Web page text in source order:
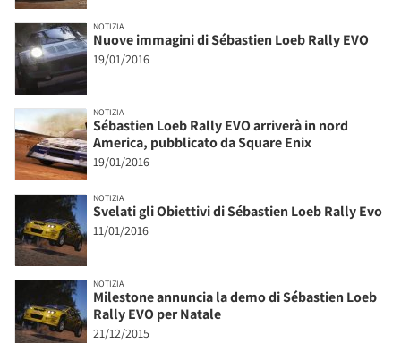
NOTIZIA
Nuove immagini di Sébastien Loeb Rally EVO
19/01/2016
NOTIZIA
Sébastien Loeb Rally EVO arriverà in nord
America, pubblicato da Square Enix
19/01/2016
NOTIZIA
Svelati gli Obiettivi di Sébastien Loeb Rally Evo
11/01/2016
NOTIZIA
Milestone annuncia la demo di Sébastien Loeb
Rally EVO per Natale
21/12/2015